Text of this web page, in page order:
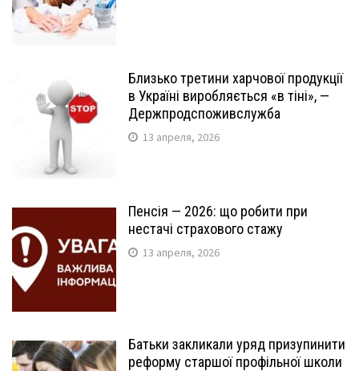
Близько третини харчової продукції
в Україні виробляється «в тіні», —
Держпродспоживслужба
13 апреля, 2026
Пенсія — 2026: що робити при
нестачі страхового стажу
13 апреля, 2026
Батьки закликали уряд призупинити
реформу старшої профільної школи